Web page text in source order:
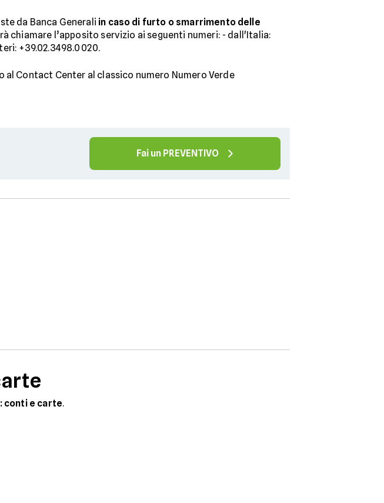
da Banca Generali in caso di furto o smarrimento delle
l’apposito servizio ai seguenti numeri: - dall'Italia:
+39.02.3498.0020.
Contact Center al classico numero Numero Verde
Fai un PREVENTIVO
conti e carte.